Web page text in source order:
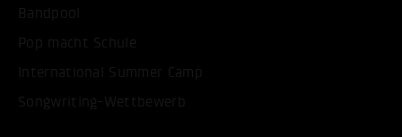
Bandpool
Pop macht Schule
International Summer Camp
Songwriting-Wettbewerb